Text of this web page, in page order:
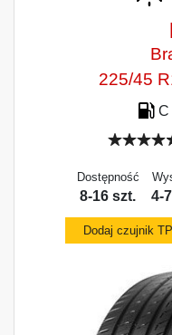
225/45
C
Dostępność
8-16 szt. 4-
Dodaj czujnik